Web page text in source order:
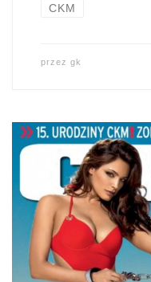
CKM
przez gk